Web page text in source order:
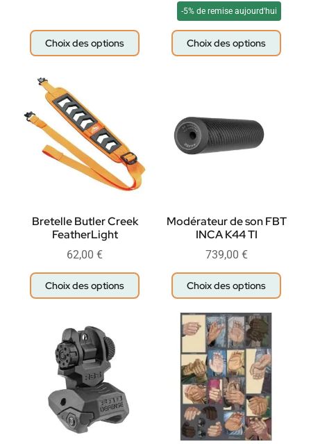
Choix des options
-5% de remise aujourd'hui
Choix des options
Bretelle Butler Creek
FeatherLight
62,00 €
Choix des options
Modérateur de son FBT
INCA K44 TI
739,00 €
Choix des options